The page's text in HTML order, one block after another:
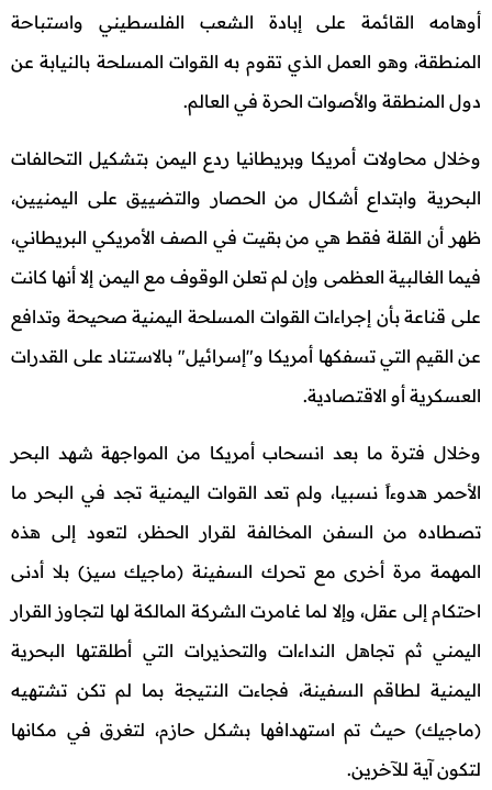
أوهامه القائمة على إبادة الشعب الفلسطيني واستباحة
المنطقة، وهو العمل الذي تقوم به القوات المسلحة بالنيابة عن
دول المنطقة والأصوات الحرة في العالم.
وخلال محاولات أمريكا وبريطانيا ردع اليمن بتشكيل التحالفات
البحرية وابتداع أشكال من الحصار والتضييق على اليمنيين،
ظهر أن القلة فقط هي من بقيت في الصف الأمريكي البريطاني،
فيما الغالبية العظمى وإن لم تعلن الوقوف مع اليمن إلا أنها كانت
على قناعة بأن إجراءات القوات المسلحة اليمنية صحيحة وتدافع
عن القيم التي تسفكها أمريكا و"إسرائيل" بالاستناد على القدرات
العسكرية أو الاقتصادية.
وخلال فترة ما بعد انسحاب أمريكا من المواجهة شهد البحر
الأحمر هدوءاً نسبيا، ولم تعد القوات اليمنية تجد في البحر ما
تصطاده من السفن المخالفة لقرار الحظر، لتعود إلى هذه
المهمة مرة أخرى مع تحرك السفينة (ماجيك سيز) بلا أدنى
احتكام إلى عقل، وإلا لما غامرت الشركة المالكة لها لتجاوز القرار
اليمني ثم تجاهل النداءات والتحذيرات التي أطلقتها البحرية
اليمنية لطاقم السفينة، فجاءت النتيجة بما لم تكن تشتهيه
(ماجيك) حيث تم استهدافها بشكل حازم، لتغرق في مكانها
لتكون آية للآخرين.